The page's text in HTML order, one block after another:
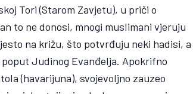
Tori (Starom Zavjetu), u priči o
to ne donosi, mnogi muslimani vjeruju
na križu, što potvrđuju neki hadisi, a
Judinog Evanđelja. Apokrifno
(havarijuna), svojevoljno zauzeo